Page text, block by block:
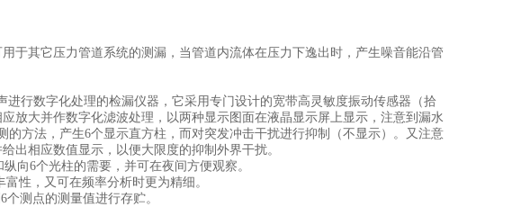
于其它压力管道系统的测漏，当管道内流体在压力下逸出时，产生噪音能沿管
行数字化处理的检漏仪器，它采用专门设计的宽带高灵敏度振动传感器（拾
放大并作数字化滤波处理，以两种显示图面在液晶显示屏上显示，注意到漏水
方法，产生6个显示直方柱，而对突发冲击干扰进行抑制（不显示）。又注意
出相应数值显示，以便大限度的抑制外界干扰。
向6个光柱的需要，并可在夜间方便观察。
性，又可在频率分析时更为精细。
测点的测量值进行存贮。